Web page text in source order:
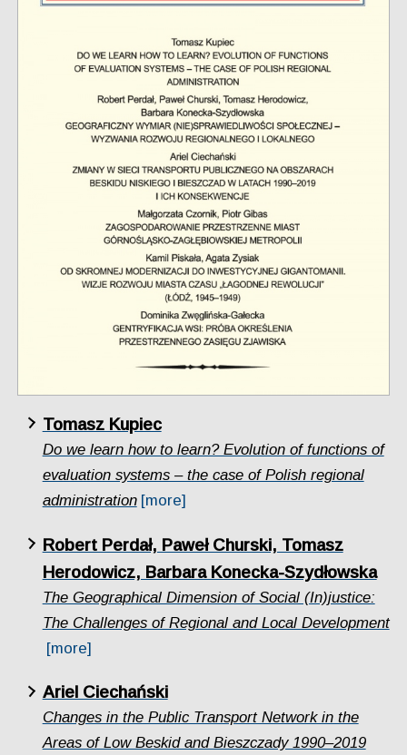
Tomasz Kupiec
Do we learn how to learn? Evolution of functions of
evaluation systems – the case of Polish regional
administration [more]
Robert Perdał, Paweł Churski, Tomasz
Herodowicz, Barbara Konecka-Szydłowska
The Geographical Dimension of Social (In)justice:
The Challenges of Regional and Local Development
[more]
Ariel Ciechański
Changes in the Public Transport Network in the
Areas of Low Beskid and Bieszczady 1990–2019